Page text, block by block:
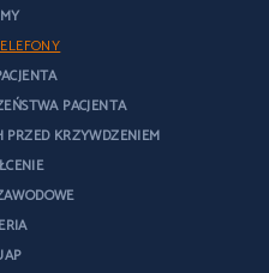
PACJENTA
KRZYWDZENIEM